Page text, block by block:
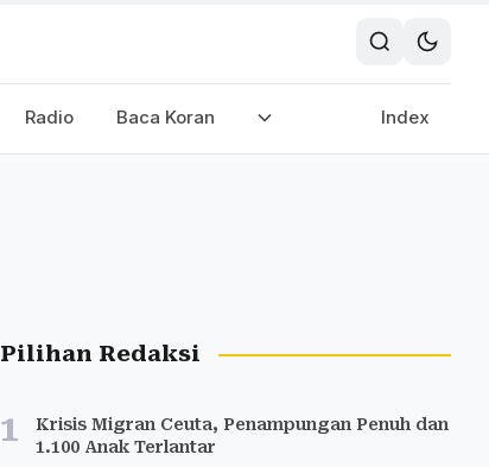
Radio Baca Koran Index
Pilihan Redaksi
1
Krisis Migran Ceuta, Penampungan Penuh dan
1.100 Anak Terlantar